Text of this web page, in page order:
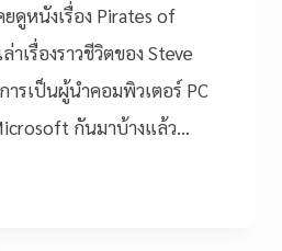
ดูหนังเรื่อง Pirates of
าเรื่องราวชีวิตของ Steve
รเป็นผู้นำคอมพิวเตอร์ PC
กันมาบ้างแล้ว…